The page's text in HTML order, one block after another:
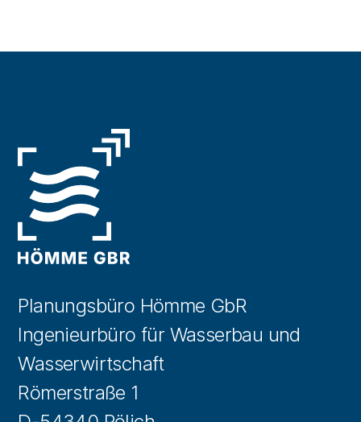
Planungsbüro Hömme GbR
Ingenieurbüro für Wasserbau und
Wasserwirtschaft
Römerstraße 1